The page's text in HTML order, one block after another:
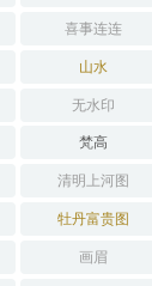
喜事连连
山水
无水印
梵高
清明上河图
牡丹富贵图
画眉